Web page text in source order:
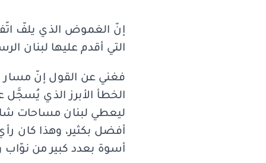
إنّ الغموض الذي يلفّ
التي أقدم عليها لبنان
ليعطي لبنان مساحات
أسوة بعدد كبير من نوّاب